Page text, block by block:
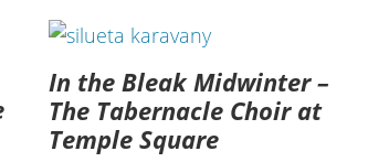
In the Bleak Midwinter –
The Tabernacle Choir at
Temple Square